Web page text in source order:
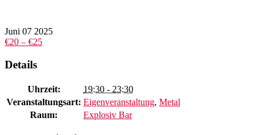
Juni 07 2025
€20 – €25
Details
Uhrzeit:
19:30 - 23:30
Veranstaltungsart: Eigenveranstaltung, Metal
Raum:
Explosiv Bar